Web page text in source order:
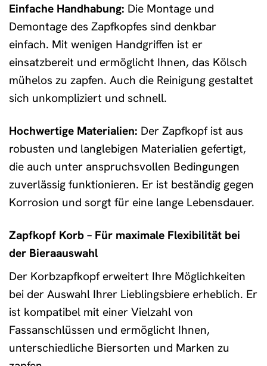
Einfache Handhabung: Die Montage und
Demontage des Zapfkopfes sind denkbar
einfach. Mit wenigen Handgriffen ist er
einsatzbereit und ermöglicht Ihnen, das Kölsch
mühelos zu zapfen. Auch die Reinigung gestaltet
sich unkompliziert und schnell.
Hochwertige Materialien: Der Zapfkopf ist aus
robusten und langlebigen Materialien gefertigt,
die auch unter anspruchsvollen Bedingungen
zuverlässig funktionieren. Er ist beständig gegen
Korrosion und sorgt für eine lange Lebensdauer.
Zapfkopf Korb – Für maximale Flexibilität bei
der Bieraauswahl
Der Korbzapfkopf erweitert Ihre Möglichkeiten
bei der Auswahl Ihrer Lieblingsbiere erheblich. Er
ist kompatibel mit einer Vielzahl von
Fassanschlüssen und ermöglicht Ihnen,
unterschiedliche Biersorten und Marken zu